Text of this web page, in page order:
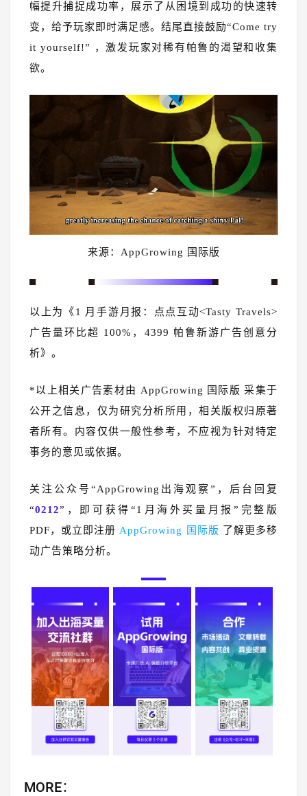
幅提升捕捉成功率，展示了从困境到成功的快速转
变，给予玩家即时满足感。结尾直接鼓励“Come try
it yourself!” ，激发玩家对稀有帕鲁的渴望和收集
欲。
来源：AppGrowing 国际版
以上为《1 月手游月报：点点互动<Tasty Travels>
广告量环比超 100%，4399 帕鲁新游广告创意分
析》。
*以上相关广告素材由 AppGrowing 国际版 采集于
公开之信息，仅为研究分析所用，相关版权归原著
者所有。内容仅供一般性参考，不应视为针对特定
事务的意见或依据。
关注公众号“AppGrowing出海观察”，后台回复
“0212”，即可获得“1月海外买量月报”完整版
PDF，或立即注册 AppGrowing 国际版 了解更多移
动广告策略分析。
MORE：